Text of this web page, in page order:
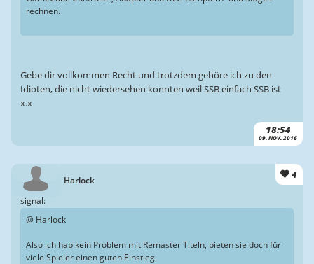
18:54
09. NOV. 2016
rechnen.
Gebe dir vollkommen Recht und trotzdem gehöre ich zu den
Idioten, die nicht wiedersehen konnten weil SSB einfach SSB ist
x.x
Harlock 4
signal:
@ Harlock
Also ich hab kein Problem mit Remaster Titeln, bieten sie doch für
viele Spieler einen guten Einstieg.